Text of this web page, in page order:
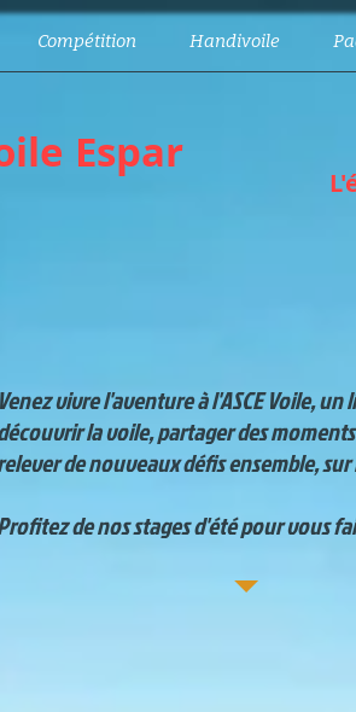
Compétition Handivoile
Espar
​Venez vivre l'aventure à l'ASCE Voile,
la voile, partager des
de nouveaux défis ensemble, sur
de nos stages d'été pour vous